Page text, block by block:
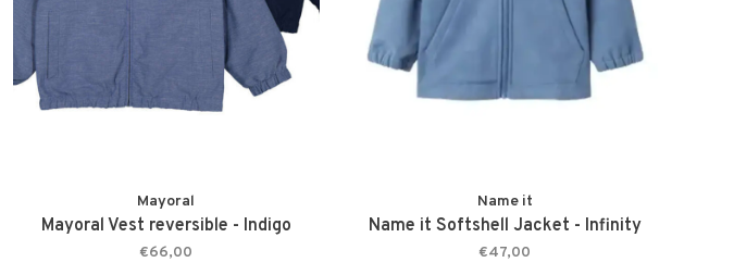
Mayoral
Mayoral Vest reversible - Indigo
€66,00
Name it
Name it Softshell Jacket - Infinity
€47,00